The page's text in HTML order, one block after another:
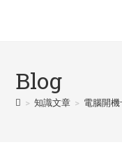
Blog
> 知識文章 > 電腦開